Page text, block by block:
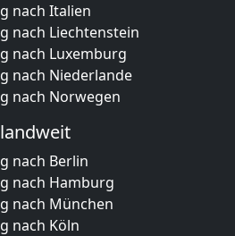
nach Italien
nach Liechtenstein
nach Luxemburg
nach Niederlande
nach Norwegen
nach Berlin
nach Hamburg
nach München
nach Köln